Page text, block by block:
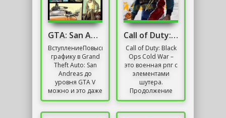
GTA: San Andreas "Реалистичная графика"
ВступлениеПовысить
графику в Grand
Theft Auto: San
Andreas до
уровня GTA V
можно и это даже
не сон, а
Call of Duty: Black Ops Cold War / Онлайн
Call of Duty: Black
Ops Cold War –
это военная рпг с
элементами
шутера.
Продолжение
прошлых частей